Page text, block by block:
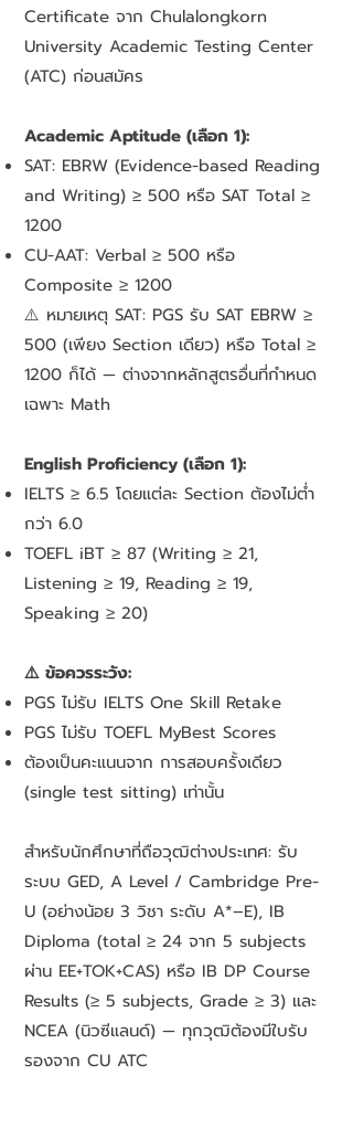
Certificate จาก Chulalongkorn
University Academic Testing Center
(ATC) ก่อนสมัคร
Academic Aptitude (เลือก 1):
SAT: EBRW (Evidence-based Reading
and Writing) ≥ 500 หรือ SAT Total ≥
1200
CU-AAT: Verbal ≥ 500 หรือ
Composite ≥ 1200
⚠️ หมายเหตุ SAT: PGS รับ SAT EBRW ≥
500 (เพียง Section เดียว) หรือ Total ≥
1200 ก็ได้ — ต่างจากหลักสูตรอื่นที่กำหนด
เฉพาะ Math
English Proficiency (เลือก 1):
IELTS ≥ 6.5 โดยแต่ละ Section ต้องไม่ต่ำ
กว่า 6.0
TOEFL iBT ≥ 87 (Writing ≥ 21,
Listening ≥ 19, Reading ≥ 19,
Speaking ≥ 20)
⚠️ ข้อควรระวัง:
PGS ไม่รับ IELTS One Skill Retake
PGS ไม่รับ TOEFL MyBest Scores
ต้องเป็นคะแนนจาก การสอบครั้งเดียว
(single test sitting) เท่านั้น
สำหรับนักศึกษาที่ถือวุฒิต่างประเทศ: รับ
ระบบ GED, A Level / Cambridge Pre-
U (อย่างน้อย 3 วิชา ระดับ A*–E), IB
Diploma (total ≥ 24 จาก 5 subjects
ผ่าน EE+TOK+CAS) หรือ IB DP Course
Results (≥ 5 subjects, Grade ≥ 3) และ
NCEA (นิวซีแลนด์) — ทุกวุฒิต้องมีใบรับ
รองจาก CU ATC